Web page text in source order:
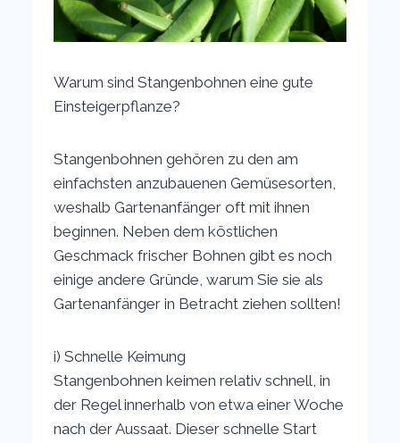
Warum sind Stangenbohnen eine gute
Einsteigerpflanze?
Stangenbohnen gehören zu den am
einfachsten anzubauenen Gemüsesorten,
weshalb Gartenanfänger oft mit ihnen
beginnen. Neben dem köstlichen
Geschmack frischer Bohnen gibt es noch
einige andere Gründe, warum Sie sie als
Gartenanfänger in Betracht ziehen sollten!
i) Schnelle Keimung
Stangenbohnen keimen relativ schnell, in
der Regel innerhalb von etwa einer Woche
nach der Aussaat. Dieser schnelle Start